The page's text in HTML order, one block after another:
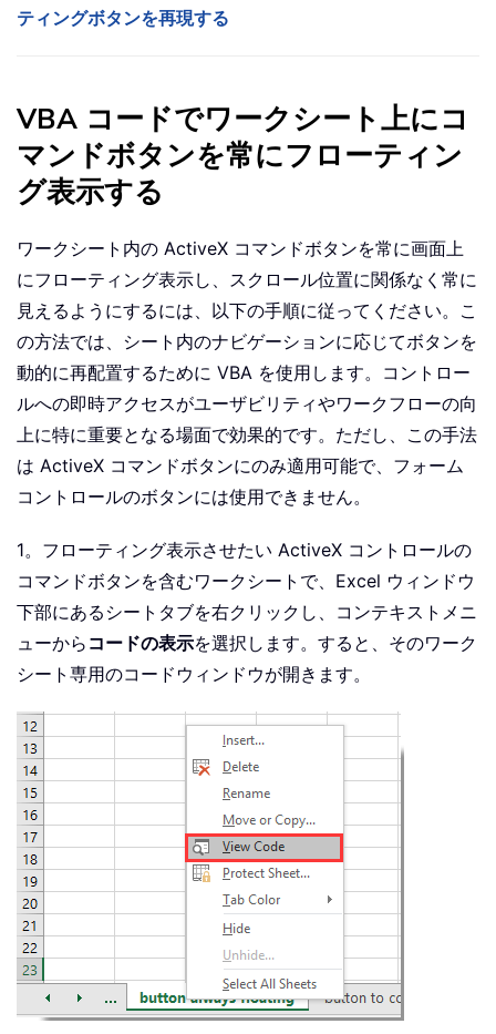
ティングボタンを再現する
VBA コードでワークシート上にコ
マンドボタンを常にフローティン
グ表示する
ワークシート内の ActiveX コマンドボタンを常に画面上
にフローティング表示し、スクロール位置に関係なく常に
見えるようにするには、以下の手順に従ってください。こ
の方法では、シート内のナビゲーションに応じてボタンを
動的に再配置するために VBA を使用します。コントロー
ルへの即時アクセスがユーザビリティやワークフローの向
上に特に重要となる場面で効果的です。ただし、この手法
は ActiveX コマンドボタンにのみ適用可能で、フォーム
コントロールのボタンには使用できません。
1。フローティング表示させたい ActiveX コントロールの
コマンドボタンを含むワークシートで、Excel ウィンドウ
下部にあるシートタブを右クリックし、コンテキストメニ
ューから コードの表示を選択します。すると、そのワーク
シート専用のコードウィンドウが開きます。